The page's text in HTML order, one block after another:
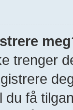
trenger
få